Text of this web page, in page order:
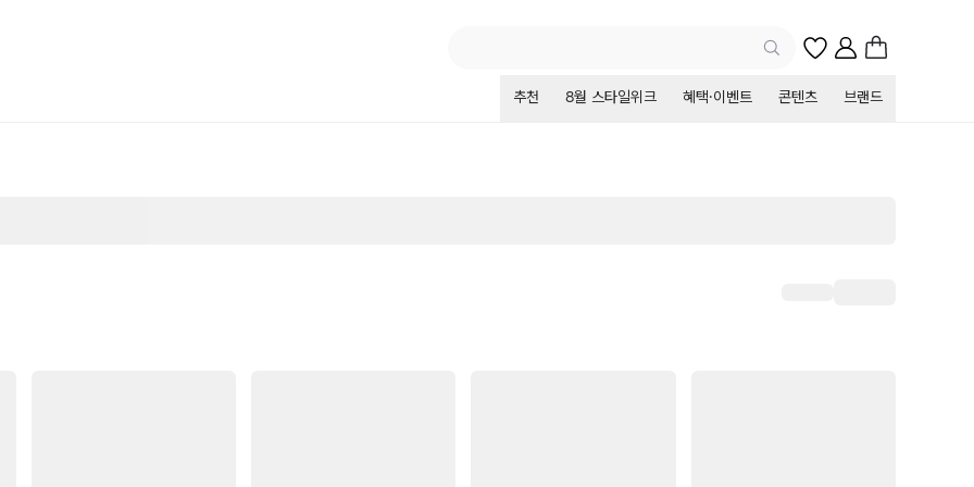
추천 8월 스타일위크 혜택·이벤트 콘텐츠 브랜드